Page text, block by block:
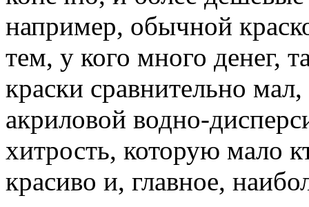
например, обычной
тем, у кого много денег,
краски сравнительно
акриловой водно-
хитрость, которую мало
красиво и, главное,